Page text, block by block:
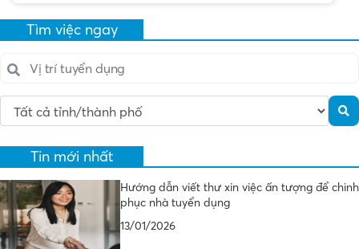
Tìm việc ngay
Tin mới nhất
Hướng dẫn viết thư xin việc ấn tượng để chinh
phục nhà tuyển dụng
13/01/2026